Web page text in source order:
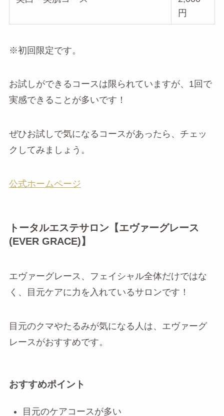
円
※初回限定です。
お試しができるコースは限られていますが、1回で
実感できることが多いです！
ぜひお試しで気になるコースがあったら、チェッ
クしてみましょう。
公式ホームページ
トータルエステサロン【エヴァーグレース
(EVER GRACE)】
エヴァーグレース、フェイシャル全体だけではな
く、目元ケアに力を入れているサロンです！
目元のクマやたるみが気になる人は、エヴァーグ
レースがおすすめです。
おすすめポイント
目元のケアコースが多い